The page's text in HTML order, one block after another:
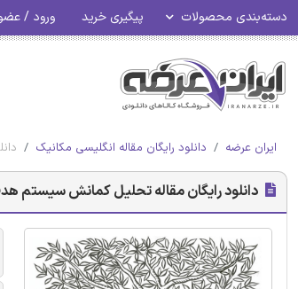
دسته‌بندی محصولات پیگیری خرید ورود /
ایران عرضه دانلود رایگان مقاله انگلیسی مکانیک
دانلود رایگان مقاله تحلیل کمانش سیستم